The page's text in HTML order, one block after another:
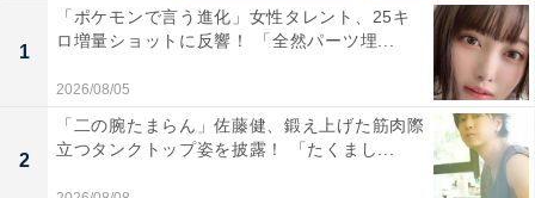
1
「ポケモンで言う進化」女性タレント、25キ
ロ増量ショットに反響！ 「全然パーツ埋...
2026/08/05
2
「二の腕たまらん」佐藤健、鍛え上げた筋肉際
立つタンクトップ姿を披露！ 「たくまし...